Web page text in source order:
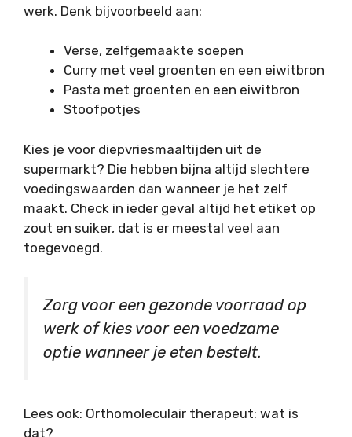
werk. Denk bijvoorbeeld aan:
Verse, zelfgemaakte soepen
Curry met veel groenten en een eiwitbron
Pasta met groenten en een eiwitbron
Stoofpotjes
Kies je voor diepvriesmaaltijden uit de
supermarkt? Die hebben bijna altijd slechtere
voedingswaarden dan wanneer je het zelf
maakt. Check in ieder geval altijd het etiket op
zout en suiker, dat is er meestal veel aan
toegevoegd.
Zorg voor een gezonde voorraad op
werk of kies voor een voedzame
optie wanneer je eten bestelt.
Lees ook: Orthomoleculair therapeut: wat is
dat?